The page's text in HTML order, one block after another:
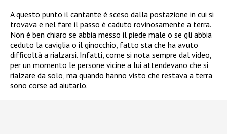
A questo punto il cantante è sceso dalla postazione in cui si
trovava e nel fare il passo è caduto rovinosamente a terra.
Non è ben chiaro se abbia messo il piede male o se gli abbia
ceduto la caviglia o il ginocchio, fatto sta che ha avuto
difficoltà a rialzarsi. Infatti, come si nota sempre dal video,
per un momento le persone vicine a lui attendevano che si
rialzare da solo, ma quando hanno visto che restava a terra
sono corse ad aiutarlo.